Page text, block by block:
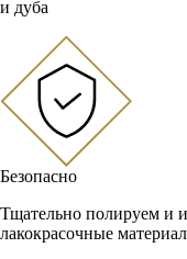
и дуба
Безопасно
Тщательно полируем и
лакокрасочные